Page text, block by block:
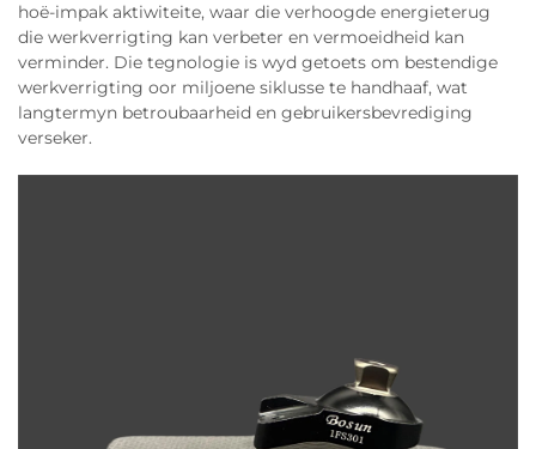
hoë-impak aktiwiteite, waar die verhoogde energieterug
die werkverrigting kan verbeter en vermoeidheid kan
verminder. Die tegnologie is wyd getoets om bestendige
werkverrigting oor miljoene siklusse te handhaaf, wat
langtermyn betroubaarheid en gebruikersbevrediging
verseker.